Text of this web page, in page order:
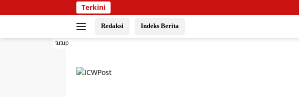
ke
Terkini
Redaksi Indeks Berita
tutup